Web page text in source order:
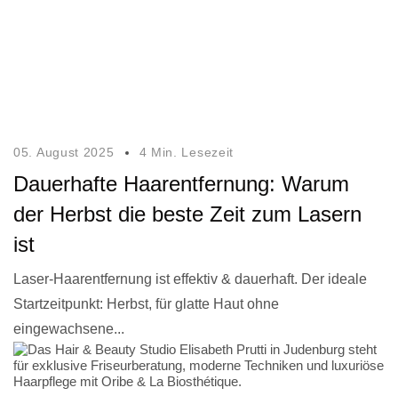
05. August 2025 4 Min. Lesezeit
Dauerhafte Haarentfernung: Warum
der Herbst die beste Zeit zum Lasern
ist
Laser-Haarentfernung ist effektiv & dauerhaft. Der ideale
Startzeitpunkt: Herbst, für glatte Haut ohne
eingewachsene...